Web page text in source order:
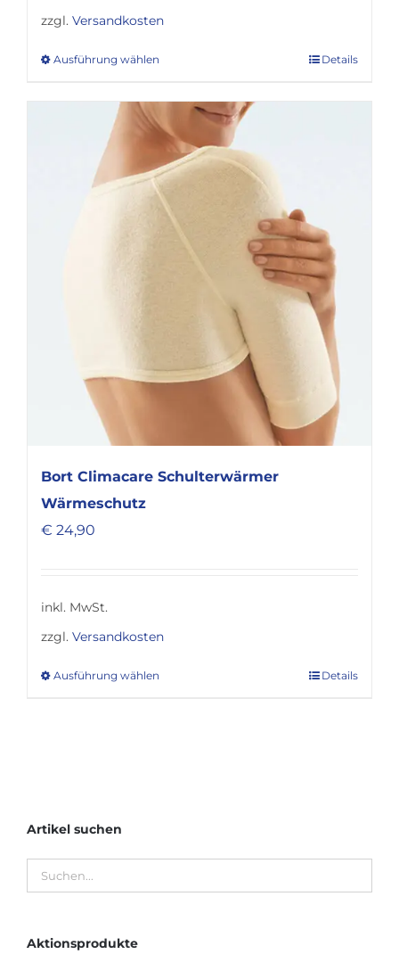
zzgl. Versandkosten
Ausführung wählen
weist
mehrere
Varianten
auf.
Die
Optionen
Produktseite
gewählt
Details
Bort Climacare Schulterwärmer
Wärmeschutz
€ 24,90
inkl. MwSt.
zzgl. Versandkosten
Ausführung wählen
Optionen
Details
Artikel suchen
Aktionsprodukte